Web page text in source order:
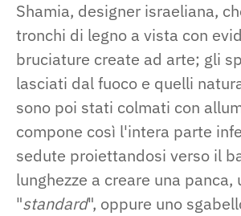
Shamia, designer israeliana,
tronchi di legno a vista con
bruciature create ad arte; gli
lasciati dal fuoco e quelli
sono poi stati colmati con
compone così l'intera parte
sedute proiettandosi verso il
lunghezze a creare una panca,
"standard", oppure uno